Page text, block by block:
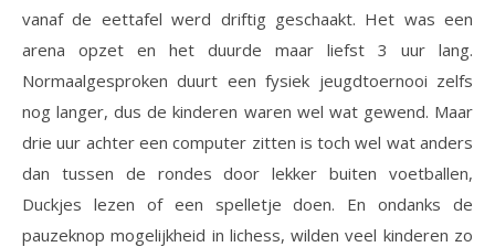
vanaf de eettafel werd driftig geschaakt. Het was een
arena opzet en het duurde maar liefst 3 uur lang.
Normaalgesproken duurt een fysiek jeugdtoernooi zelfs
nog langer, dus de kinderen waren wel wat gewend. Maar
drie uur achter een computer zitten is toch wel wat anders
dan tussen de rondes door lekker buiten voetballen,
Duckjes lezen of een spelletje doen. En ondanks de
pauzeknop mogelijkheid in lichess, wilden veel kinderen zo